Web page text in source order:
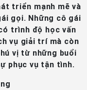
triển mạnh mẽ và
gọi. Những cô gái
trình độ học vấn
vụ giải trí mà còn
vị từ những buổi
phục vụ tận tình.